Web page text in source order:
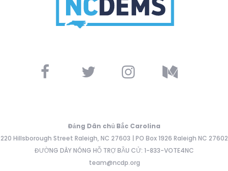
Đảng Dân chủ Bắc Carolina
220 Hillsborough Street Raleigh, NC 27603 | PO Box 1926 Raleigh NC 27602
ĐƯỜNG DÂY NÓNG HỖ TRỢ BẦU CỬ: 1-833-VOTE4NC
team@ncdp.org